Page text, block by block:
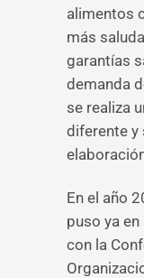
alimentos
más
garantías
demanda
se realiza
diferente y
En el año
puso ya
con la